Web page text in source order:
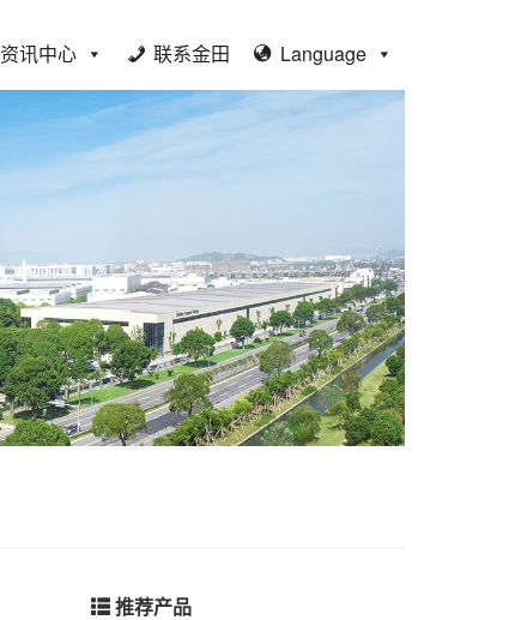
资讯中心 联系金田 Language
推荐产品